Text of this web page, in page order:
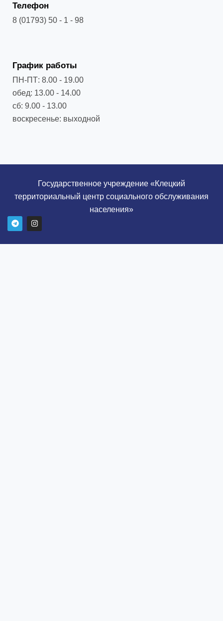
Телефон
8 (01793) 50 - 1 - 98
График работы
ПН-ПТ: 8.00 - 19.00
обед: 13.00 - 14.00
сб: 9.00 - 13.00
воскресенье: выходной
Государственное учреждение «Клецкий
территориальный центр социального обслуживания
населения»
T
e
I
n